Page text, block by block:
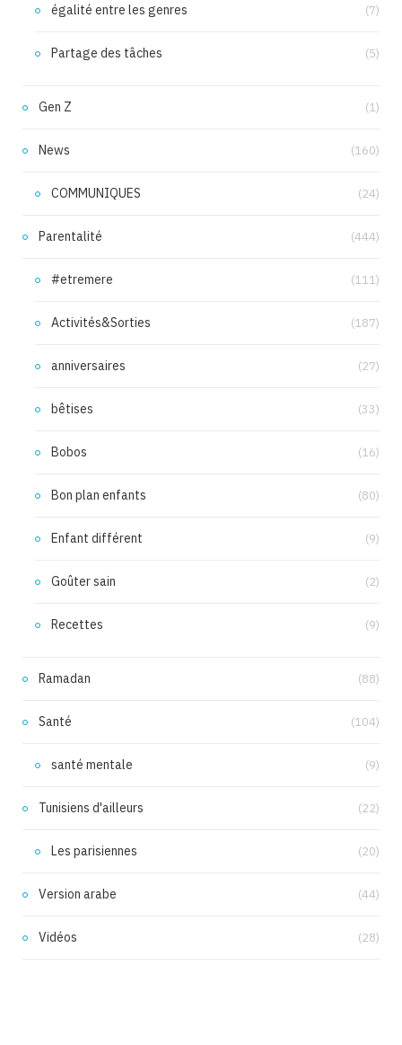
égalité entre les genres (7)
Partage des tâches (5)
Gen Z (1)
News (160)
COMMUNIQUES (24)
Parentalité (444)
#etremere (111)
Activités&Sorties (187)
anniversaires (27)
bêtises (33)
Bobos (16)
Bon plan enfants (80)
Enfant différent (9)
Goûter sain (2)
Recettes (9)
Ramadan (88)
Santé (104)
santé mentale (9)
Tunisiens d'ailleurs (22)
Les parisiennes (20)
Version arabe (44)
Vidéos (28)